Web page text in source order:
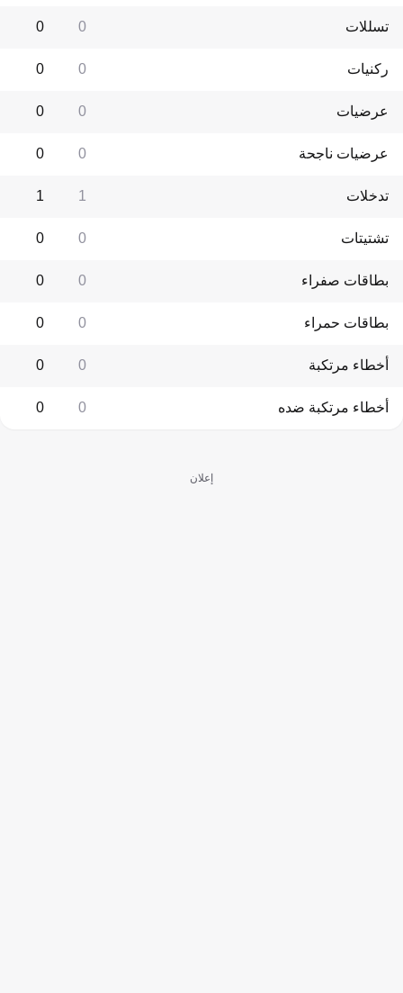
تسللات 0
0
ركنيات 0
0
عرضيات 0
0
عرضيات ناجحة 0
0
تدخلات 1
1
تشتيتات 0
0
بطاقات صفراء 0
0
بطاقات حمراء 0
0
أخطاء مرتكبة 0
0
أخطاء مرتكبة ضده 0
0
إعلان